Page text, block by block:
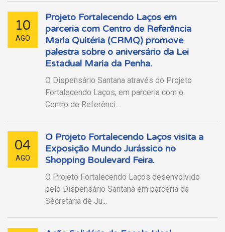
10
AGO
Projeto Fortalecendo Laços em
parceria com Centro de Referência
Maria Quitéria (CRMQ) promove
palestra sobre o aniversário da Lei
Estadual Maria da Penha.
O Dispensário Santana através do Projeto
Fortalecendo Laços, em parceria com o
Centro de Referênci...
04
AGO
O Projeto Fortalecendo Laços visita a
Exposição Mundo Jurássico no
Shopping Boulevard Feira.
O Projeto Fortalecendo Laços desenvolvido
pelo Dispensário Santana em parceria da
Secretaria de Ju...